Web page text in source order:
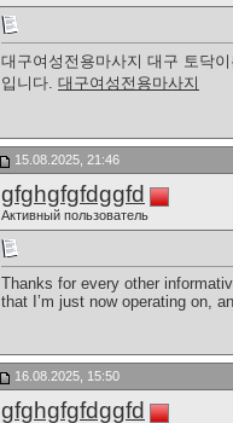
대구여성전용마사지 대구 토닥
입니다. 대구여성전용마사지
15.08.2025, 21:46
gfghgfgfdggfd
Активный пользователь
Thanks for every other
that I’m just now operating on,
16.08.2025, 15:50
gfghgfgfdggfd